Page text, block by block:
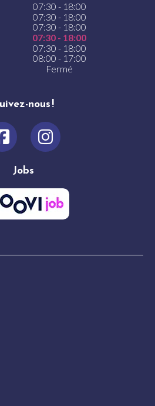
07:30 - 18:00
07:30 - 18:00
07:30 - 18:00
07:30 - 18:00
07:30 - 18:00
08:00 - 17:00
Fermé
nous !
Jobs